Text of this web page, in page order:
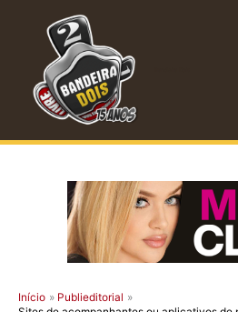
conteúdo
Início
Publieditorial